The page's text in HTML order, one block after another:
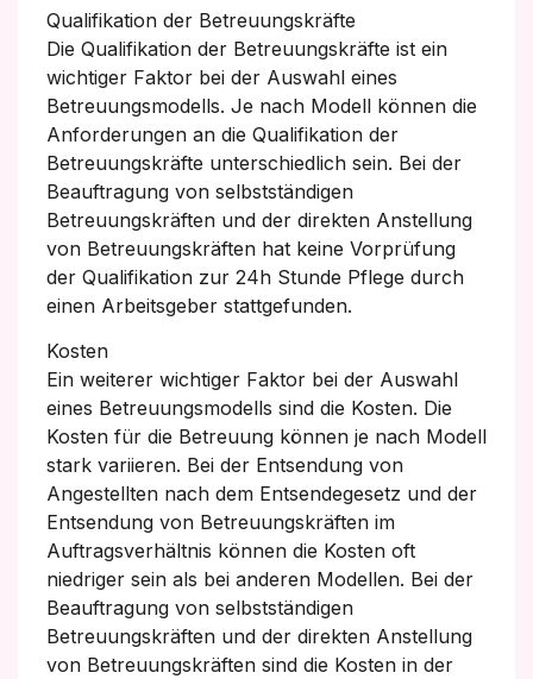
Qualifikation der Betreuungskräfte
Die Qualifikation der Betreuungskräfte ist ein
wichtiger Faktor bei der Auswahl eines
Betreuungsmodells. Je nach Modell können die
Anforderungen an die Qualifikation der
Betreuungskräfte unterschiedlich sein. Bei der
Beauftragung von selbstständigen
Betreuungskräften und der direkten Anstellung
von Betreuungskräften hat keine Vorprüfung
der Qualifikation zur 24h Stunde Pflege durch
einen Arbeitsgeber stattgefunden.
Kosten
Ein weiterer wichtiger Faktor bei der Auswahl
eines Betreuungsmodells sind die Kosten. Die
Kosten für die Betreuung können je nach Modell
stark variieren. Bei der Entsendung von
Angestellten nach dem Entsendegesetz und der
Entsendung von Betreuungskräften im
Auftragsverhältnis können die Kosten oft
niedriger sein als bei anderen Modellen. Bei der
Beauftragung von selbstständigen
Betreuungskräften und der direkten Anstellung
von Betreuungskräften sind die Kosten in der